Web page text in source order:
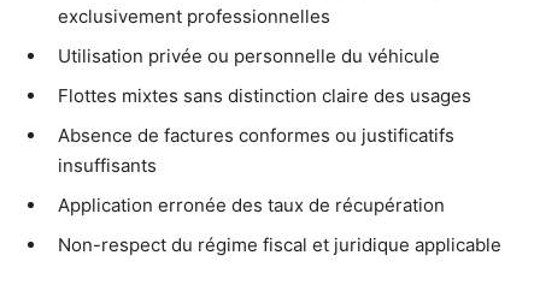
exclusivement professionnelles
Utilisation privée ou personnelle du véhicule
Flottes mixtes sans distinction claire des usages
Absence de factures conformes ou justificatifs
insuffisants
Application erronée des taux de récupération
Non-respect du régime fiscal et juridique applicable